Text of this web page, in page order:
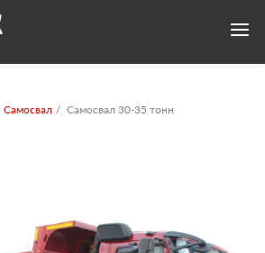
Самосвал Самосвал 30-35 тонн